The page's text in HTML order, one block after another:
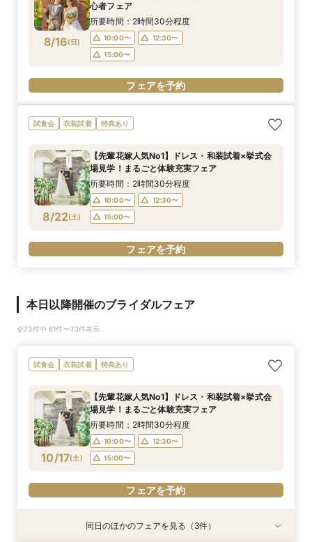
8/16(日)
心者フェア
所要時間：2時間30分程度
10:00〜
12:30〜
15:00〜
フェアを予約
試食会 衣装試着 特典あり
8/22(土)
【先輩花嫁人気No1】ドレス・和装試着×挙式会
場見学！まるごと体験充実フェア
所要時間：2時間30分程度
10:00〜
12:30〜
15:00〜
フェアを予約
本日以降開催のブライダルフェア
全73件中 61件〜73件表示
試食会 衣装試着 特典あり
10/17(土)
【先輩花嫁人気No1】ドレス・和装試着×挙式会
場見学！まるごと体験充実フェア
所要時間：2時間30分程度
10:00〜
12:30〜
15:00〜
フェアを予約
衣装試着 特典あり
衣装試着 特典あり
同日のほかのフェアを見る（3件）